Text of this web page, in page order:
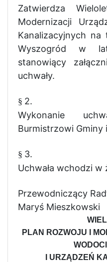
Zatwierdza
Modernizacji
Kanalizacyjnych na
Wyszogród w
stanowiący
uchwały.
§ 2.
Wykonanie
Burmistrzowi Gminy
§ 3.
Uchwała wchodzi w
Przewodniczący
Maryś Mieszkowski
PLAN ROZWOJU I
I URZĄDZEŃ